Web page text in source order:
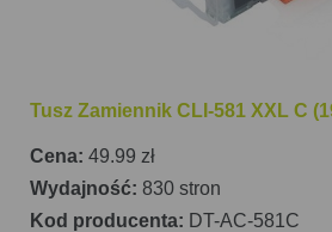
Tusz Zamiennik CLI-581 XXL C
Cena: 49.99 zł
Wydajność: 830 stron
Kod producenta: DT-AC-581C